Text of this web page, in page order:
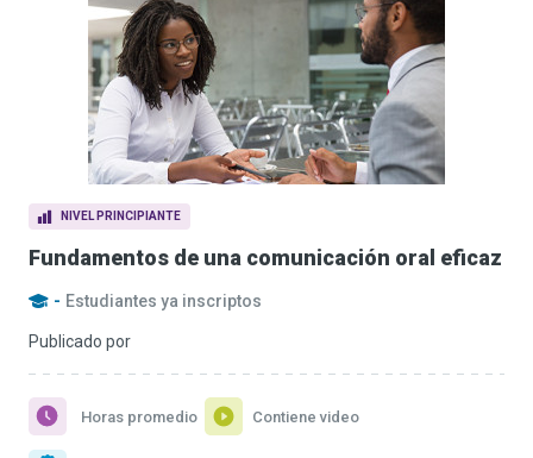
NIVEL PRINCIPIANTE
Fundamentos de una comunicación oral eficaz
- Estudiantes ya inscriptos
Publicado por
Horas promedio Contiene video